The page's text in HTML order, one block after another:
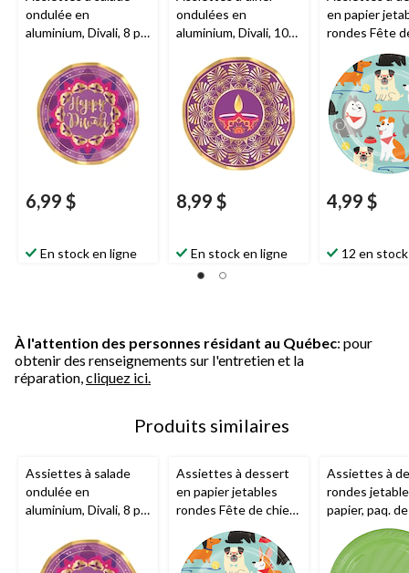
ondulée en
aluminium, Divali, 8 po,
6,99 $
En stock en ligne
ondulées en
aluminium, Divali, 10
8,99 $
En stock en ligne
en papier
rondes Fête
multicolore, 7
8, pour fête
e
4,99 $
12 en stock
À l'attention des personnes résidant au Québec: pour
obtenir des renseignements sur l'entretien et la
réparation, cliquez ici.
Produits similaires
Assiettes à salade
ondulée en
aluminium, Divali, 8 po,
Assiettes à dessert
en papier jetables
rondes Fête de chien,
multicolore, 7 po, paq.
8, pour fête
d'anniversaire/estival
Assiettes à
rondes
papier, paq.
couleurs
po, paq. 50,